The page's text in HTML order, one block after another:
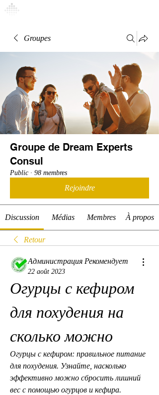
Groupes
Groupe de Dream Experts
Consul
Public · 98 membres
Rejoindre
Discussion Médias Membres À propos
Retour
Администрация Рекомендует
22 août 2023
Огурцы с кефиром
для похудения на
сколько можно
Огурцы с кефиром: правильное питание
для похудения. Узнайте, насколько
эффективно можно сбросить лишний
вес с помощью огурцов и кефира.